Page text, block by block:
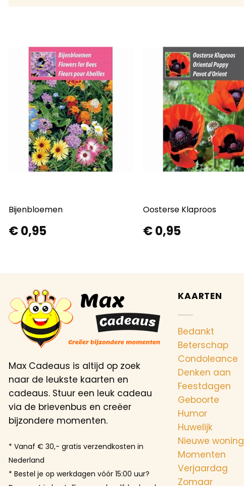
Bijenbloemen
€0,95
Oosterse Klaproos
€0,95
Max Cadeaus is altijd op zoek
naar de leukste kaarten en
cadeaus. Stuur een leuk cadeau
via de brievenbus en creëer
bijzondere momenten.
* Vanaf € 30,- gratis verzendkosten in
Nederland
* Bestel je op werkdagen vóór 15:00 uur?
KAARTEN
Bedankt
Beterschap
Condoleance
Denken aan
Feestdagen
Geboorte
Humor
Huwelijk
Nieuwe woning
Momenten
Verjaardag
Zomaar